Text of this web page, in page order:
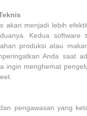
akan menjadi lebih
Kedua software
produksi atau
Anda saat
ingin menghemat
pengawasan yang